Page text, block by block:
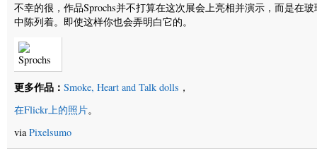
不幸的很，作品Sprochs并不打算在这次展会上亮相并演示，而是在玻
中陈列着。即使这样你也会弄明白它的。
更多作品： Smoke, Heart and Talk dolls ，
在Flickr上的照片。
viaPixelsumo